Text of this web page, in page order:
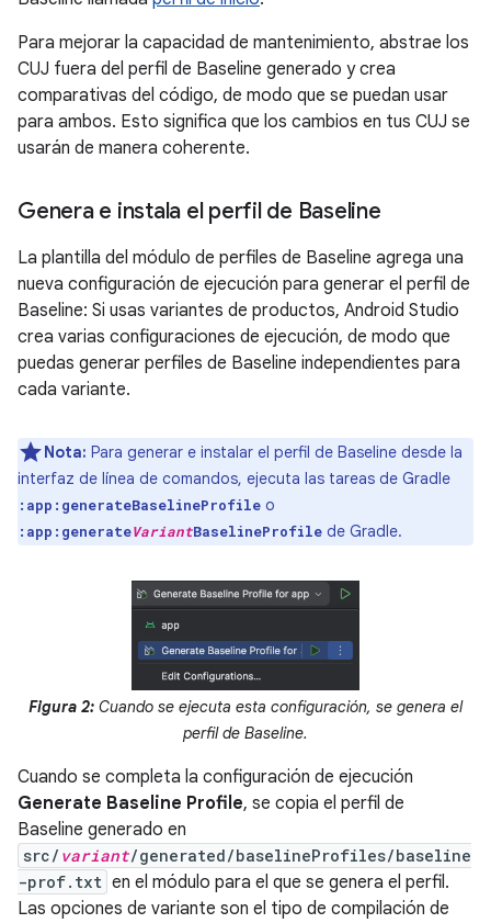
Para mejorar la capacidad de mantenimiento, abstrae los
CUJ fuera del perfil de Baseline generado y crea
comparativas del código, de modo que se puedan usar
para ambos. Esto significa que los cambios en tus CUJ se
usarán de manera coherente.
Genera e instala el perfil de Baseline
La plantilla del módulo de perfiles de Baseline agrega una
nueva configuración de ejecución para generar el perfil de
Baseline: Si usas variantes de productos, Android Studio
crea varias configuraciones de ejecución, de modo que
puedas generar perfiles de Baseline independientes para
cada variante.
Nota: Para generar e instalar el perfil de Baseline desde la
interfaz de línea de comandos, ejecuta las tareas de Gradle
:app:generateBaselineProfile o
:app:generateVariantBaselineProfile de Gradle.
Figura 2: Cuando se ejecuta esta configuración, se genera el
perfil de Baseline.
Cuando se completa la configuración de ejecución
Generate Baseline Profile, se copia el perfil de
Baseline generado en
src/ variant/generated/baselineProfiles/baseline
-prof.txt en el módulo para el que se genera el perfil.
Las opciones de variante son el tipo de compilación de